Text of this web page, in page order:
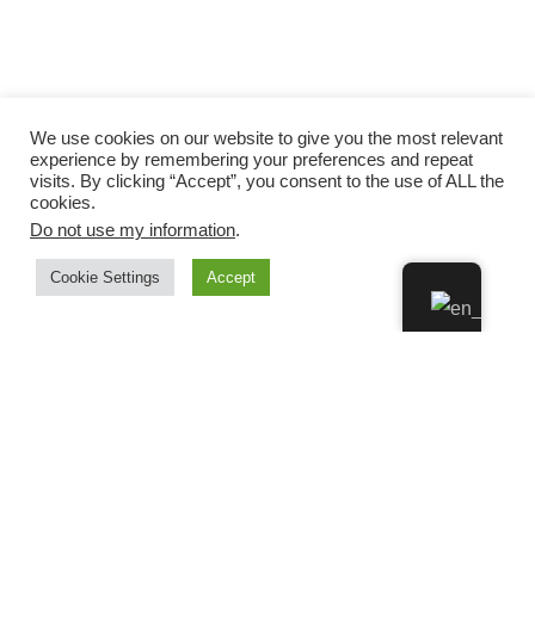
We use cookies on our website to give you the most relevant
experience by remembering your preferences and repeat
visits. By clicking “Accept”, you consent to the use of ALL the
cookies.
Do not use my information.
Cookie Settings Accept